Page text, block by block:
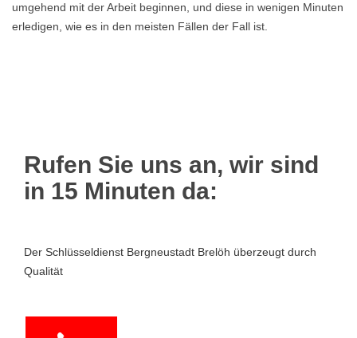
umgehend mit der Arbeit beginnen, und diese in wenigen Minuten
erledigen, wie es in den meisten Fällen der Fall ist.
Rufen Sie uns an, wir sind
in 15 Minuten da:
Der Schlüsseldienst Bergneustadt Brelöh überzeugt durch
Qualität